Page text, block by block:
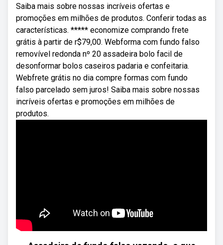
Saiba mais sobre nossas incríveis ofertas e
promoções em milhões de produtos. Conferir todas as
características. ***** economize comprando frete
grátis à partir de r$79,00. Webforma com fundo falso
removí­vel redonda nº 20 assadeira bolo facil de
desonformar bolos caseiros padaria e confeitaria.
Webfrete grátis no dia compre formas com fundo
falso parcelado sem juros! Saiba mais sobre nossas
incríveis ofertas e promoções em milhões de
produtos.